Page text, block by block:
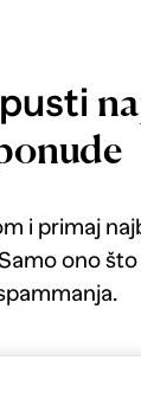
i primaj
ono